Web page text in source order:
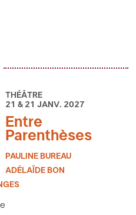
THÉÂTRE
21 & 21 JANV. 2027
Entre
Parenthèses
PAULINE BUREAU
ADÉLAÏDE BON